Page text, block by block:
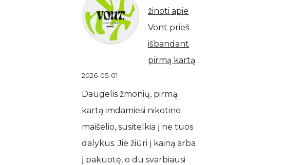
žinoti apie
Vont prieš
išbandant
pirmą kartą
2026-05-01
Daugelis žmonių, pirmą
kartą imdamiesi nikotino
maišelio, susitelkia į ne tuos
dalykus. Jie žiūri į kainą arba
į pakuotę, o du svarbiausi